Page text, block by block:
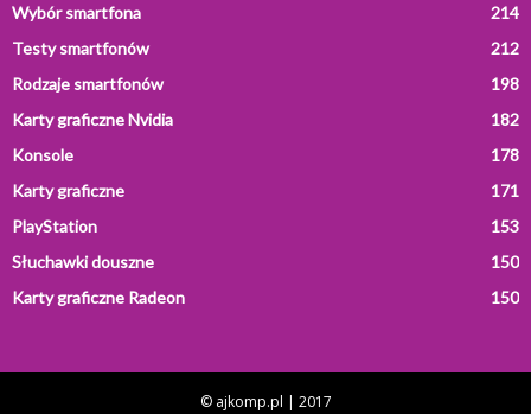
Wybór smartfona
214
Testy smartfonów
212
Rodzaje smartfonów
198
Karty graficzne Nvidia
182
Konsole
178
Karty graficzne
171
PlayStation
153
Słuchawki douszne
150
Karty graficzne Radeon
150
© ajkomp.pl | 2017